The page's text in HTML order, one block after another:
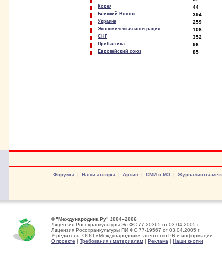
Корея 44
Ближний Восток 394
Украина 259
Экономическая интеграция 108
СНГ 352
Прибалтика 96
Европейский союз 85
Форумы | Наши авторы | Архив| СМИ о МО| Журналисты-
© "Международник.Ру" 2004–2006
Лицензия Росохранкультуры Эл ФС 77-20365 от 03.04.2005 г.
Лицензия Росохранкультуры ПИ ФС 77-19567 от 03.04.2005 г.
Учредитель: ООО «Международник», агентство PR и информации
О проекте | Требования к материалам | Реклама | Наши кнопки